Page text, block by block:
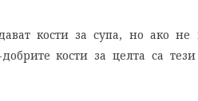
кости за супа, но ако
кости за целта са